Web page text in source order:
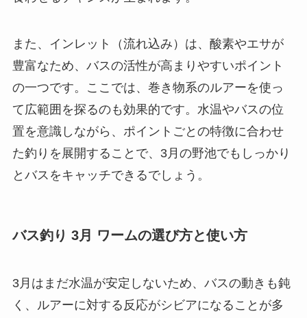
また、インレット（流れ込み）は、酸素やエサが
豊富なため、バスの活性が高まりやすいポイント
の一つです。ここでは、巻き物系のルアーを使っ
て広範囲を探るのも効果的です。水温やバスの位
置を意識しながら、ポイントごとの特徴に合わせ
た釣りを展開することで、3月の野池でもしっかり
とバスをキャッチできるでしょう。
バス釣り 3月 ワームの選び方と使い方
3月はまだ水温が安定しないため、バスの動きも鈍
く、ルアーに対する反応がシビアになることが多